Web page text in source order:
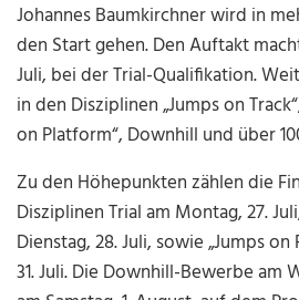
Johannes Baumkirchner wird in
den Start gehen. Den Auftakt
Juli, bei der Trial-Qualifikation.
in den Disziplinen „Jumps on
on Platform“, Downhill und über
Zu den Höhepunkten zählen die
Disziplinen Trial am Montag, 27.
Dienstag, 28. Juli, sowie „Jumps
31. Juli. Die Downhill-Bewerbe am